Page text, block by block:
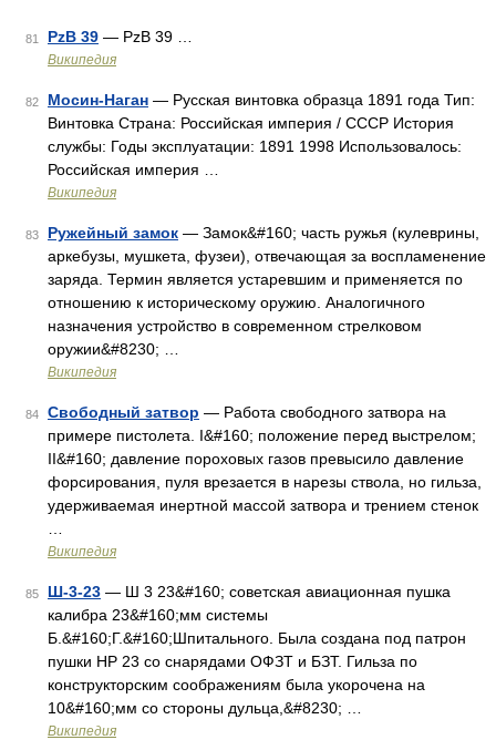
81 PzB 39 — PzB 39 …
Википедия
82 Мосин-Наган — Русская винтовка образца 1891 года Тип:
Винтовка Страна: Российская империя / СССР История
службы: Годы эксплуатации: 1891 1998 Использовалось:
Российская империя …
Википедия
83 Ружейный замок — Замок&#160; часть ружья (кулеврины,
аркебузы, мушкета, фузеи), отвечающая за воспламенение
заряда. Термин является устаревшим и применяется по
отношению к историческому оружию. Аналогичного
назначения устройство в современном стрелковом
оружии&#8230; …
Википедия
84 Свободный затвор — Работа свободного затвора на
примере пистолета. I&#160; положение перед выстрелом;
II&#160; давление пороховых газов превысило давление
форсирования, пуля врезается в нарезы ствола, но гильза,
удерживаемая инертной массой затвора и трением стенок
Википедия
85 Ш-3-23 — Ш 3 23&#160; советская авиационная пушка
калибра 23&#160;мм системы
Б.&#160;Г.&#160;Шпитального. Была создана под патрон
пушки НР 23 со снарядами ОФЗТ и БЗТ. Гильза по
конструкторским соображениям была укорочена на
10&#160;мм со стороны дульца,&#8230; …
Википедия